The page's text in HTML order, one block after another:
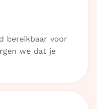
bereikbaar voor
we dat je